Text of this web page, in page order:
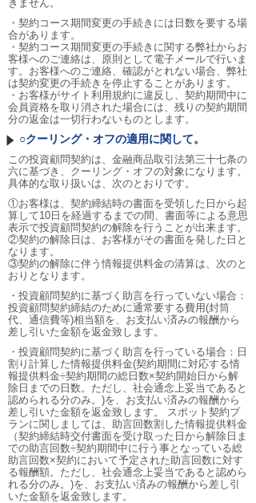
きません。
・契約コース期間変更の手続きには日数を要する場
合があります。
・契約コース期間変更の手続きに関する弊社からお
客様へのご連絡は、原則として電子メールで行いま
す。お客様へのご連絡、確認がとれない場合、弊社
は契約変更の手続きを停止することがあります。
・お客様がサイト利用規約に違反し、契約期間中に
会員資格を取り消された場合には、残りの契約期間
分の返金は一切行わないものとします。
○クーリング・オフの適用に関して。
この投資顧問契約は、金融商品取引法第三十七条の
六に基づき、クーリング・オフの対象になります。
具体的な取り扱いは、次のとおりです。
①お客様は、契約締結時の書面を受領した日から起
算して10日を経過するまでの間、書面等による意思
表示で投資顧問契約の解除を行うことが出来ます。
②契約の解除日は、お客様がその書面を発した日と
なります。
③契約の解除に伴う情報提供料金の清算は、次のと
おりとなります。
・投資顧問契約に基づく助言を行っていない場合：
投資顧問契約締結のために通常要する費用(封筒
代、通信費等)相当額を、お支払い済みの報酬から
差し引いた金額を返金致します。
・投資顧問契約に基づく助言を行っている場合：日
割り計算した情報提供料金(契約期間に対応する情
報提供料金÷契約期間の総日数×契約開始日から解
除日までの日数。ただし、社会通念上妥当であると
認められる分のみ。)を、お支払い済みの報酬から
差し引いた金額を返金致します。 スポット契約プ
ランに関しましては、助言回数割した情報提供料金
（契約締結時交付書面を受け取った日から解除日ま
での助言回数÷契約期間中に行う事となっている総
助言回数×契約において予定された助言回数に対す
る報酬額。ただし、社会通念上妥当であると認めら
れる分のみ。)を、お支払い済みの報酬から差し引
いた金額を返金致します。